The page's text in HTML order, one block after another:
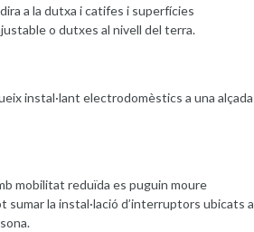
a la dutxa i catifes i superfícies
o dutxes al nivell del terra.
instal·lant electrodomèstics a una alçada
mobilitat reduïda es puguin moure
sumar la instal·lació d’interruptors ubicats a